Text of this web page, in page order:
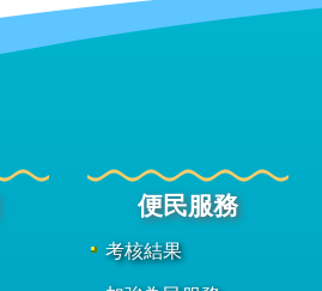
便民服務
考核結果